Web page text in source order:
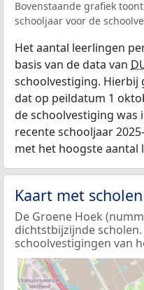
Bovenstaande grafiek
schooljaar voor de
Het aantal leerlingen
basis van de data van
schoolvestiging. Hierbij
dat op peildatum 1
de schoolvestiging was
recente schooljaar
met het hoogste aantal
Kaart met
De Groene Hoek
dichtstbijzijnde
schoolvestigingen van